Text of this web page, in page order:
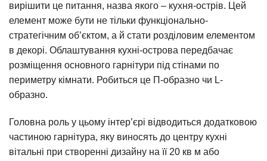
вирішити це питання, назва якого – кухня-острів. Цей
елемент може бути не тільки функціонально-
стратегічним об’єктом, а й стати розділовим елементом
в декорі. Облаштування кухні-острова передбачає
розміщення основного гарнітури під стінами по
периметру кімнати. Робиться це П-образно чи L-
образно.
Головна роль у цьому інтер’єрі відводиться додатковою
частиною гарнітура, яку виносять до центру кухні
вітальні при створенні дизайну на її 20 кв м або